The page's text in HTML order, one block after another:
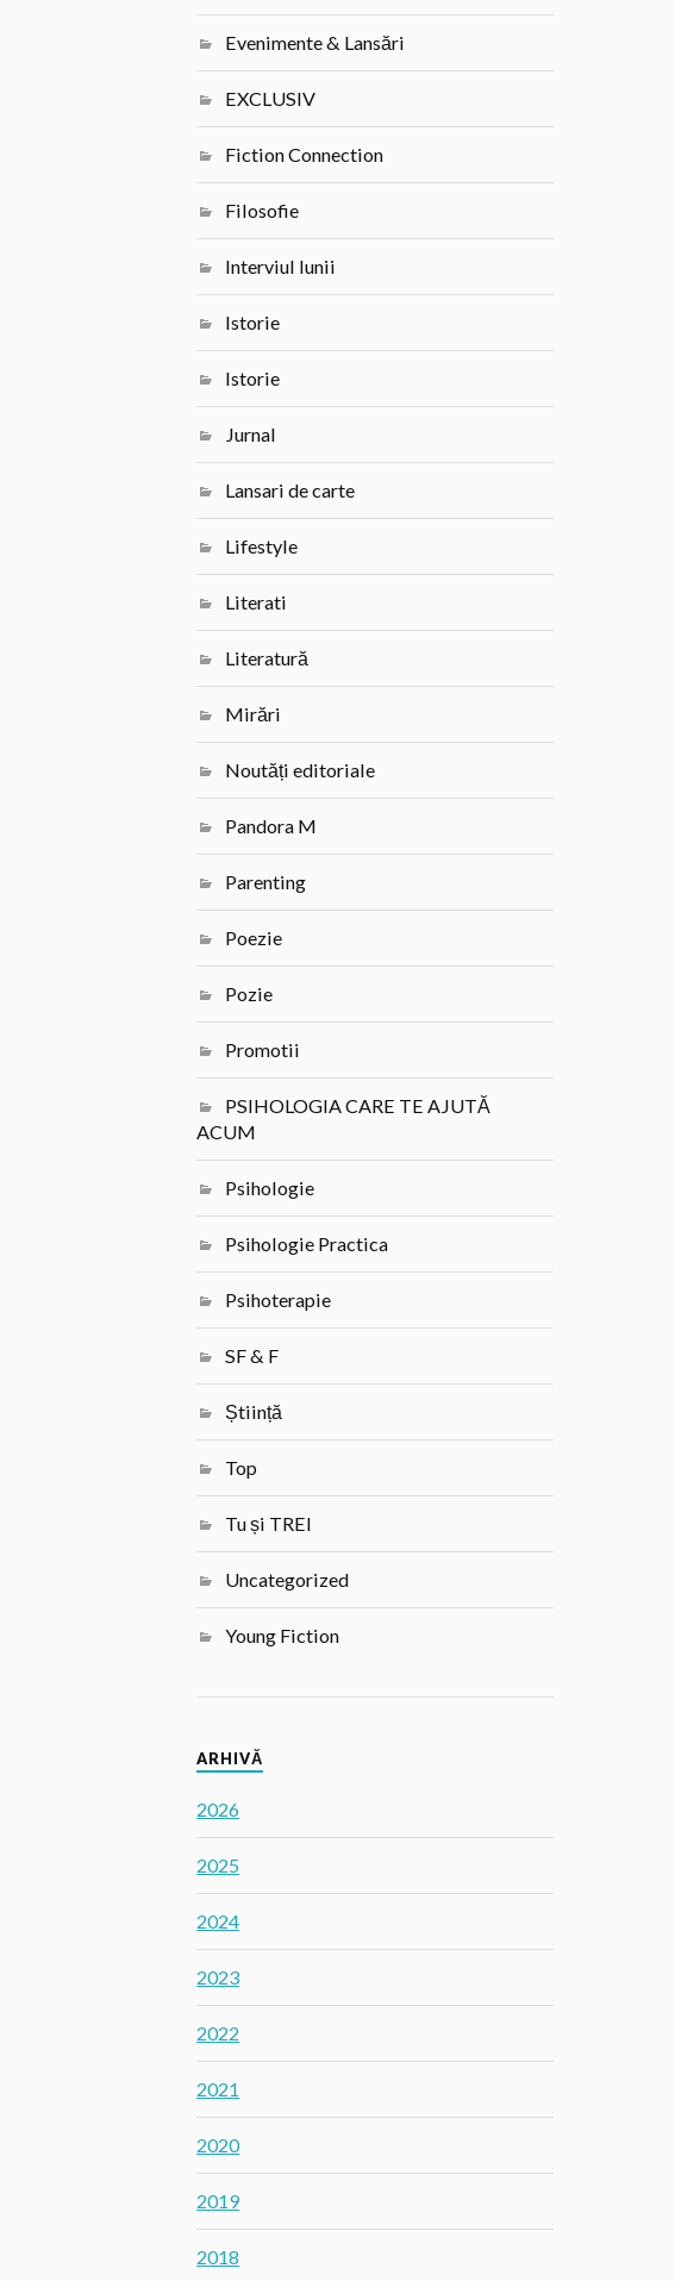
Evenimente & Lansări
EXCLUSIV
Fiction Connection
Filosofie
Interviul lunii
Istorie
Istorie
Jurnal
Lansari de carte
Lifestyle
Literati
Literatură
Mirări
Noutăți editoriale
Pandora M
Parenting
Poezie
Pozie
Promotii
PSIHOLOGIA CARE TE AJUTĂ
ACUM
Psihologie
Psihologie Practica
Psihoterapie
SF & F
Știință
Top
Tu și TREI
Uncategorized
Young Fiction
ARHIVĂ
2026
2025
2024
2023
2022
2021
2020
2019
2018